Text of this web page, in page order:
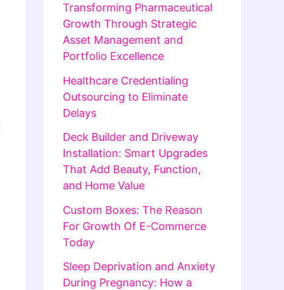
Transforming Pharmaceutical
Growth Through Strategic
Asset Management and
Portfolio Excellence
Healthcare Credentialing
Outsourcing to Eliminate
Delays
Deck Builder and Driveway
Installation: Smart Upgrades
That Add Beauty, Function,
and Home Value
Custom Boxes: The Reason
For Growth Of E-Commerce
Today
Sleep Deprivation and Anxiety
During Pregnancy: How a